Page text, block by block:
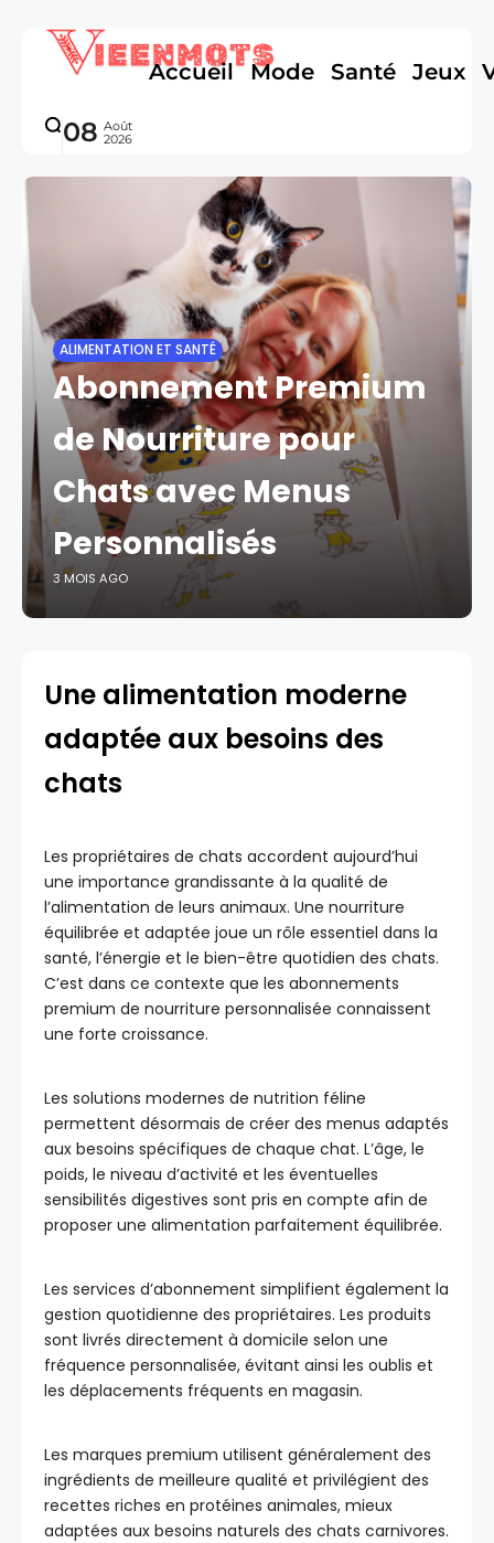
Accueil Mode Santé Jeux
08 Août
2026
ALIMENTATION ET SANTÉ
Abonnement Premium
de Nourriture pour
Chats avec Menus
Personnalisés
3 MOIS AGO
Une alimentation moderne
adaptée aux besoins des
chats
Les propriétaires de chats accordent aujourd’hui
une importance grandissante à la qualité de
l’alimentation de leurs animaux. Une nourriture
équilibrée et adaptée joue un rôle essentiel dans la
santé, l’énergie et le bien-être quotidien des chats.
C’est dans ce contexte que les abonnements
premium de nourriture personnalisée connaissent
une forte croissance.
Les solutions modernes de nutrition féline
permettent désormais de créer des menus adaptés
aux besoins spécifiques de chaque chat. L’âge, le
poids, le niveau d’activité et les éventuelles
sensibilités digestives sont pris en compte afin de
proposer une alimentation parfaitement équilibrée.
Les services d’abonnement simplifient également la
gestion quotidienne des propriétaires. Les produits
sont livrés directement à domicile selon une
fréquence personnalisée, évitant ainsi les oublis et
les déplacements fréquents en magasin.
Les marques premium utilisent généralement des
ingrédients de meilleure qualité et privilégient des
recettes riches en protéines animales, mieux
adaptées aux besoins naturels des chats carnivores.